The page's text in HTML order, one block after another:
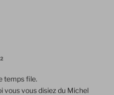
temps file.
vous vous disiez du Michel